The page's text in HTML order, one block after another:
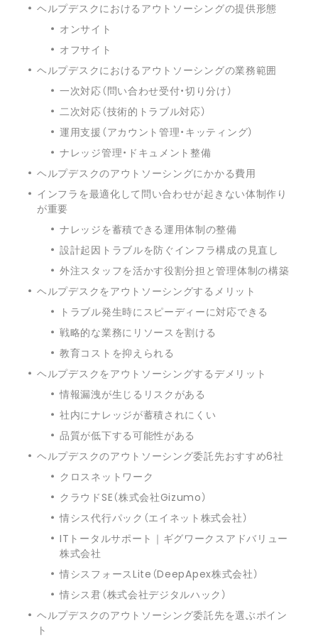
ヘルプデスクにおけるアウトソーシングの提供形態
オンサイト
オフサイト
ヘルプデスクにおけるアウトソーシングの業務範囲
一次対応（問い合わせ受付・切り分け）
二次対応（技術的トラブル対応）
運用支援（アカウント管理・キッティング）
ナレッジ管理・ドキュメント整備
ヘルプデスクのアウトソーシングにかかる費用
インフラを最適化して問い合わせが起きない体制作り
が重要
ナレッジを蓄積できる運用体制の整備
設計起因トラブルを防ぐインフラ構成の見直し
外注スタッフを活かす役割分担と管理体制の構築
ヘルプデスクをアウトソーシングするメリット
トラブル発生時にスピーディーに対応できる
戦略的な業務にリソースを割ける
教育コストを抑えられる
ヘルプデスクをアウトソーシングするデメリット
情報漏洩が生じるリスクがある
社内にナレッジが蓄積されにくい
品質が低下する可能性がある
ヘルプデスクのアウトソーシング委託先おすすめ6社
クロスネットワーク
クラウドSE（株式会社Gizumo）
情シス代行パック（エイネット株式会社）
ITトータルサポート｜ギグワークスアドバリュー
株式会社
情シスフォースLite（DeepApex株式会社）
情シス君（株式会社デジタルハック）
ヘルプデスクのアウトソーシング委託先を選ぶポイン
ト